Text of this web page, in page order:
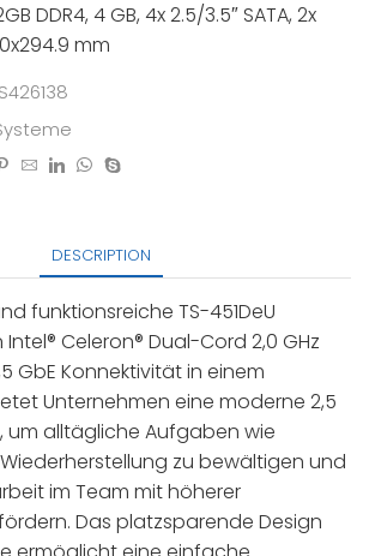
DDR4, 4 GB, 4x 2.5/3.5″ SATA, 2x
mm
DESCRIPTION
funktionsreiche TS-451DeU
Celeron® Dual-Cord 2,0 GHz
GbE Konnektivität in einem
Unternehmen eine moderne 2,5
um alltägliche Aufgaben wie
zu bewältigen und
im Team mit höherer
Das platzsparende Design